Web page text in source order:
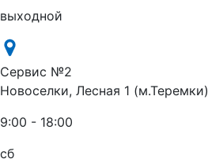
выходной
Сервис №2
Новоселки, Лесная 1 (м.Теремки)
9:00 - 18:00
сб